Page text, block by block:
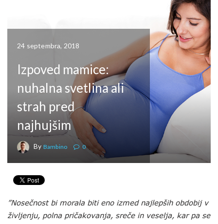
24 septembra, 2018
Izpoved mamice:
nuhalna svetlina ali
strah pred
najhujšim
By Bambino 0
”Nosečnost bi morala biti eno izmed najlepših obdobij v
življenju, polna pričakovanja, sreče in veselja, kar pa se